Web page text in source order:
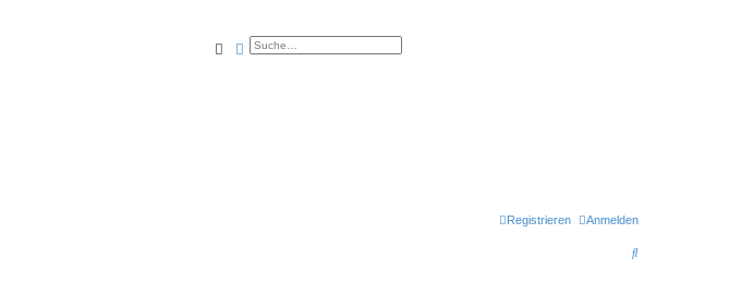
SucheErweiterte Suche
Anmelden
Registrieren
S